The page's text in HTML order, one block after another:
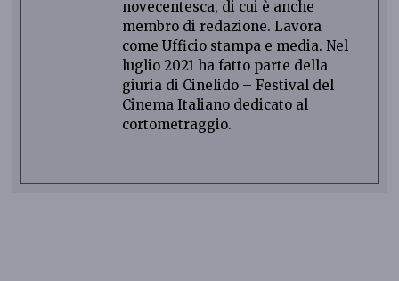
novecentesca, di cui è anche
membro di redazione. Lavora
come Ufficio stampa e media. Nel
luglio 2021 ha fatto parte della
giuria di Cinelido – Festival del
Cinema Italiano dedicato al
cortometraggio.